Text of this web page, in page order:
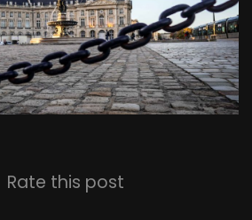
Rate this post